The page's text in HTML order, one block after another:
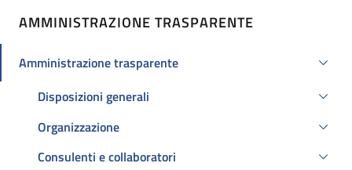
AMMINISTRAZIONE TRASPARENTE
Amministrazione trasparente
Attivo
Disposizioni generali
Organizzazione
Consulenti e collaboratori